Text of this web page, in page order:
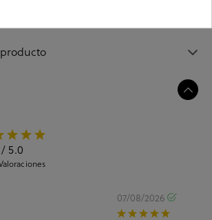
/ 5.0
07/08/2026